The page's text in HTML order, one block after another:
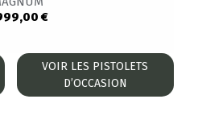
€
VOIR LES PISTOLETS
D’OCCASION